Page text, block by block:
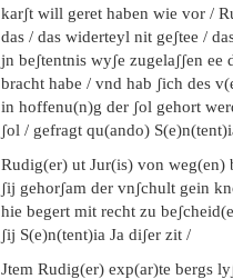
karʃt will geret haben wie vor /
das / das widerteyl nit geʃtee /
jn beʃtentnis wyʃe zugelaʃʃen
bracht habe / vnd hab ʃich des
in hoffenu(n)g der ʃol gehort
ʃol / gefragt qu(ando)
Rudig(er) ut Jur(is) von weg(en)
ʃij gehorʃam der vnʃchult gein
hie begert mit recht zu
ʃij S(e)n(tent)ia Ja diʃer zit /
Jtem Rudig(er) exp(ar)te bergs